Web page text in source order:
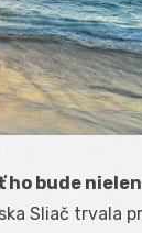
bude
Sliač trvala